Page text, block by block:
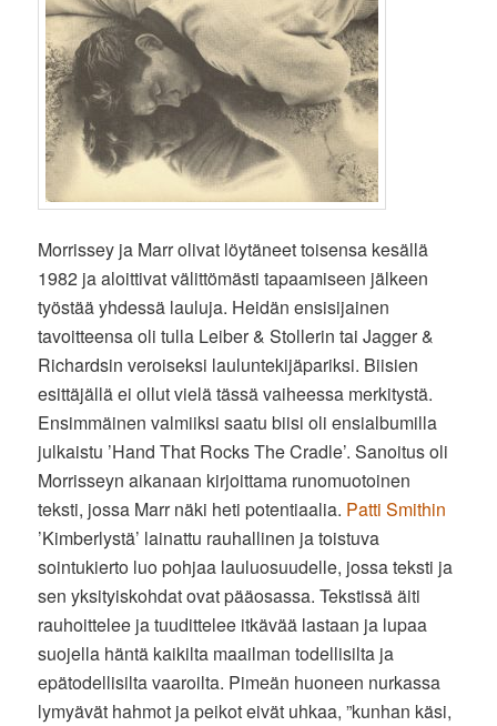
Morrissey ja Marr olivat löytäneet toisensa kesällä
1982 ja aloittivat välittömästi tapaamiseen jälkeen
työstää yhdessä lauluja. Heidän ensisijainen
tavoitteensa oli tulla Leiber & Stollerin tai Jagger &
Richardsin veroiseksi lauluntekijäpariksi. Biisien
esittäjällä ei ollut vielä tässä vaiheessa merkitystä.
Ensimmäinen valmiiksi saatu biisi oli ensialbumilla
julkaistu ’Hand That Rocks The Cradle’. Sanoitus oli
Morrisseyn aikanaan kirjoittama runomuotoinen
teksti, jossa Marr näki heti potentiaalia. Patti Smithin
’Kimberlystä’ lainattu rauhallinen ja toistuva
sointukierto luo pohjaa lauluosuudelle, jossa teksti ja
sen yksityiskohdat ovat pääosassa. Tekstissä äiti
rauhoittelee ja tuudittelee itkävää lastaan ja lupaa
suojella häntä kaikilta maailman todellisilta ja
epätodellisilta vaaroilta. Pimeän huoneen nurkassa
lymyävät hahmot ja peikot eivät uhkaa, ”kunhan käsi,